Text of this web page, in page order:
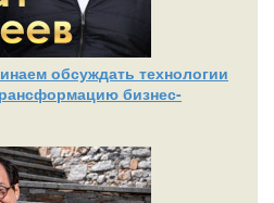
обсуждать технологии
бизнес-